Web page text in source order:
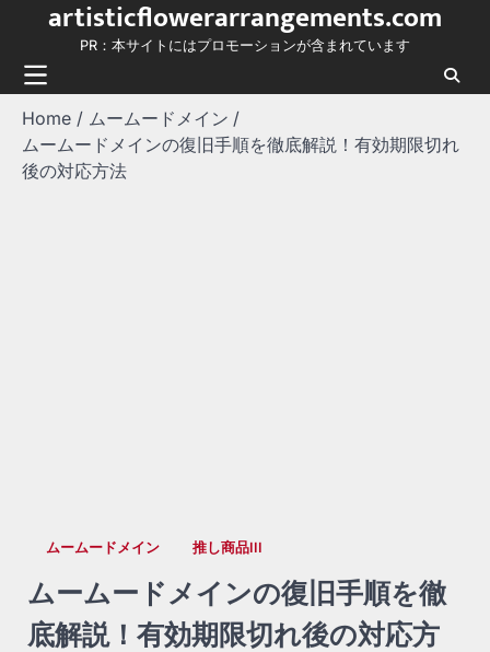
content
artisticflowerarrangements.com
PR：本サイトにはプロモーションが含まれています
Home
ムームードメイン
ムームードメインの復旧手順を徹底解説！有効期限切れ
後の対応方法
ムームードメイン 推し商品III
ムームードメインの復旧手順を徹
底解説！有効期限切れ後の対応方